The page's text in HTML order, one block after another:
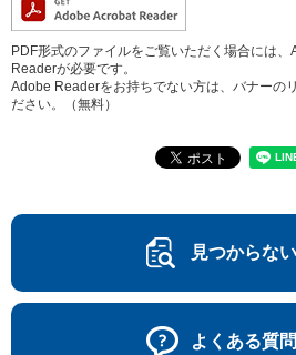
PDF形式のファイルをご覧いただく場合には
Readerが必要です。
Adobe Readerをお持ちでない方は、バナーの
ださい。（無料）
見つからな
よくある質